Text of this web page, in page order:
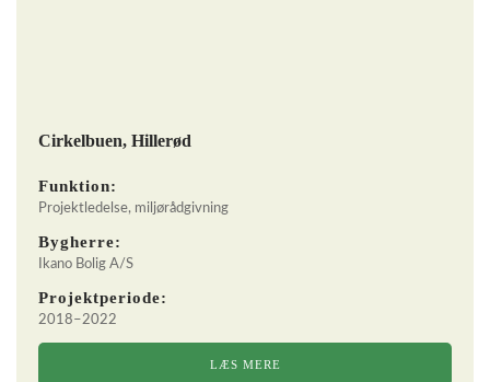
Cirkelbuen, Hillerød
Funktion:
Projektledelse, miljørådgivning
Bygherre:
Ikano Bolig A/S
Projektperiode:
2018–2022
LÆS MERE